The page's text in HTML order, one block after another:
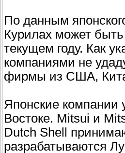
По данным
Курилах может
текущем году. Как
компаниями не
фирмы из США,
Японские компании
Востоке. Mitsui и
Dutch Shell
разрабатываются